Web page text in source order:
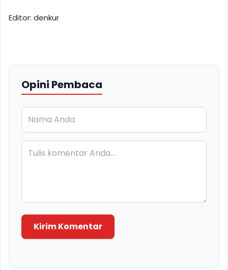
Editor: denkur
Opini Pembaca
Kirim Komentar